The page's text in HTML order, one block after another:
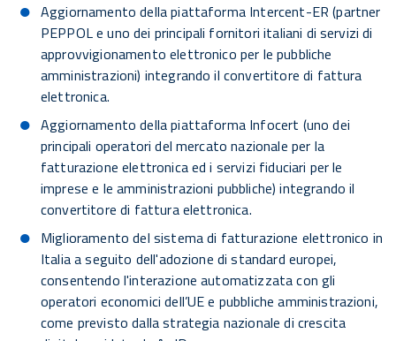
Aggiornamento della piattaforma Intercent-ER (partner
PEPPOL e uno dei principali fornitori italiani di servizi di
approvvigionamento elettronico per le pubbliche
amministrazioni) integrando il convertitore di fattura
elettronica.
Aggiornamento della piattaforma Infocert (uno dei
principali operatori del mercato nazionale per la
fatturazione elettronica ed i servizi fiduciari per le
imprese e le amministrazioni pubbliche) integrando il
convertitore di fattura elettronica.
Miglioramento del sistema di fatturazione elettronico in
Italia a seguito dell'adozione di standard europei,
consentendo l'interazione automatizzata con gli
operatori economici dell’UE e pubbliche amministrazioni,
come previsto dalla strategia nazionale di crescita